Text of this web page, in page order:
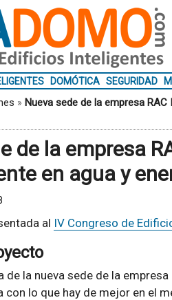
DOMÓTICA SEGURIDAD
» Nueva sede de la empresa
de la empresa
en agua y
al IV Congreso de
la nueva sede de la empresa
con lo que hay de mejor en el